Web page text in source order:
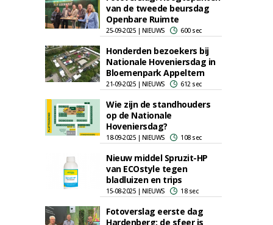
van de tweede beursdag
Openbare Ruimte
25-09-2025 | NIEUWS 600 sec
Honderden bezoekers bij
Nationale Hoveniersdag in
Bloemenpark Appeltern
21-09-2025 | NIEUWS 612 sec
Wie zijn de standhouders
op de Nationale
Hoveniersdag?
18-09-2025 | NIEUWS 108 sec
Nieuw middel Spruzit-HP
van ECOstyle tegen
bladluizen en trips
15-08-2025 | NIEUWS 18 sec
Fotoverslag eerste dag
Hardenberg: de sfeer is